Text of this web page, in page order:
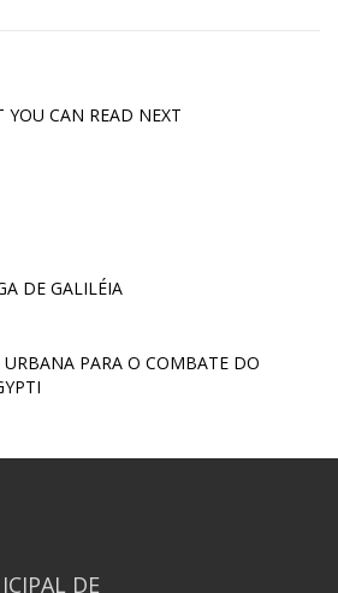
YOU CAN READ NEXT
DE GALILÉIA
PARA O COMBATE DO
DE